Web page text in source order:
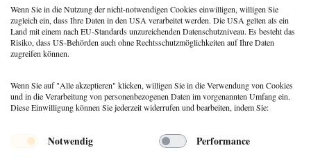
falschen Fragen? Zeit für ein
Repertoire-Update
Menü
Wenn Sie in die Nutzung der nicht-notwendigen Cookies einwilligen, willigen Sie
zugleich ein, dass Ihre Daten in den USA verarbeitet werden. Die USA gelten als ein
Land mit einem nach EU-Standards unzureichenden Datenschutzniveau. Es besteht das
Risiko, dass US-Behörden auch ohne Rechtsschutzmöglichkeiten auf Ihre Daten
zugreifen können.
Wenn Sie auf "Alle akzeptieren" klicken, willigen Sie in die Verwendung von Cookies
und in die Verarbeitung von personenbezogenen Daten im vorgenannten Umfang ein.
Diese Einwilligung können Sie jederzeit widerrufen und bearbeiten, indem Sie:
Notwendig
Performance